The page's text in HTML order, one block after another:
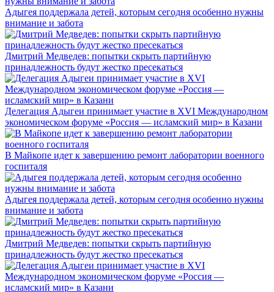
Адыгея поддержала детей, которым сегодня особенно нужны
внимание и забота
Дмитрий Медведев: попытки скрыть партийную
принадлежность будут жестко пресекаться
Делегация Адыгеи принимает участие в XVI Международном
экономическом форуме «Россия — исламский мир» в Казани
В Майкопе идет к завершению ремонт лаборатории военного
госпиталя
Адыгея поддержала детей, которым сегодня особенно нужны
внимание и забота
Дмитрий Медведев: попытки скрыть партийную
принадлежность будут жестко пресекаться